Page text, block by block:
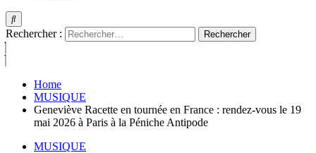
Rechercher :
Home
MUSIQUE
Geneviève Racette en tournée en France : rendez-vous le 19
mai 2026 à Paris à la Péniche Antipode
MUSIQUE